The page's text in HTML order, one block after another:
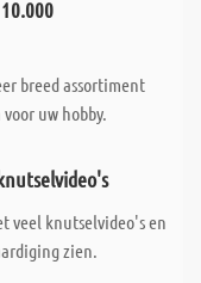
breed assortiment
uw hobby.
veel knutselvideo's en
zien.